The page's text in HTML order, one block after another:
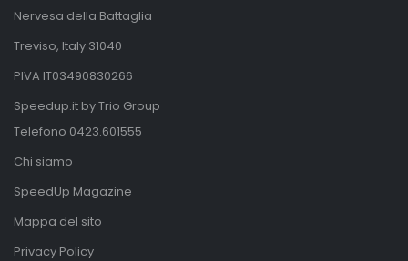
Nervesa della Battaglia
Treviso, Italy 31040
PIVA IT03490830266
Speedup.it by Trio Group
Telefono 0423.601555
Chi siamo
SpeedUp Magazine
Mappa del sito
Privacy Policy